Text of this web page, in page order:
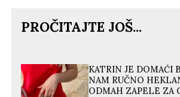
PROČITAJTE JOŠ...
KATRIN JE DOMAĆI
NAM RUČNO
ODMAH ZAPELE ZA